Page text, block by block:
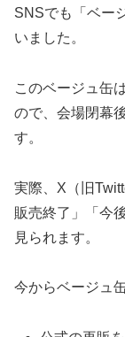
SNSでも「ベー
いました。
このベージュ缶
ので、会場閉幕
す。
実際、X（旧
販売終了」「今
見られます。
今からベージュ